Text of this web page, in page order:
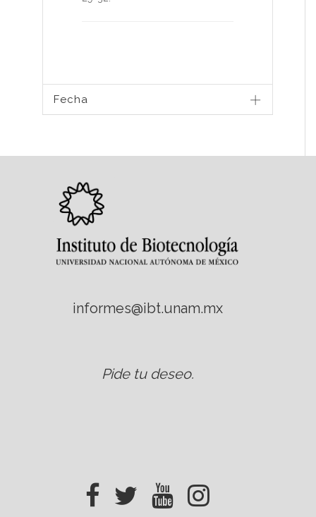
Fecha
informes@ibt.unam.mx
Pide tu deseo.